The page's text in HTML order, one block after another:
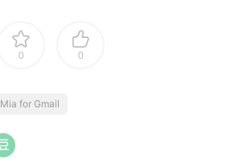
0 0
Mia for Gmail